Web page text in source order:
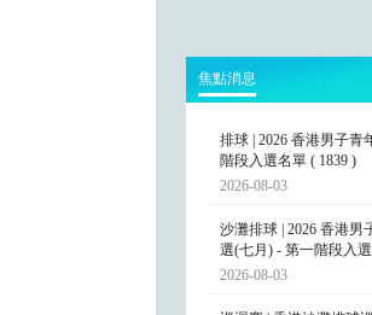
焦點消息
排球 | 2026 香港男子青
階段入選名單 ( 1839 )
2026-08-03
沙灘排球 | 2026 香港男
選(七月) - 第一階段入
2026-08-03